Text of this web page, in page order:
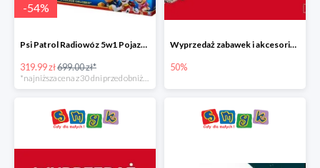
-54%
Psi Patrol Radiowóz 5w1 Pojazd ratunkowy z figurką Chase'a
319.99 zł699.00 zł*
Wyprzedaż zabawek i akcesoriów niemowlęcych w Smyku do -50%
50%